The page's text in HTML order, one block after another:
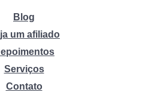
Blog
um afiliado
Serviços
Contato